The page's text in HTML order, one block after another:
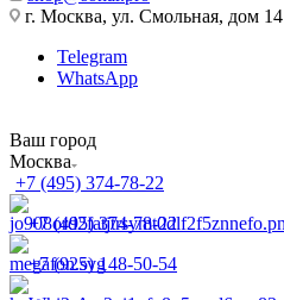
г. Москва, ул. Смольная, дом 14
Telegram
WhatsApp
Ваш город
Москва
+7 (495) 374-78-22
+7 (495) 374-78-22
+7 (925) 148-50-54